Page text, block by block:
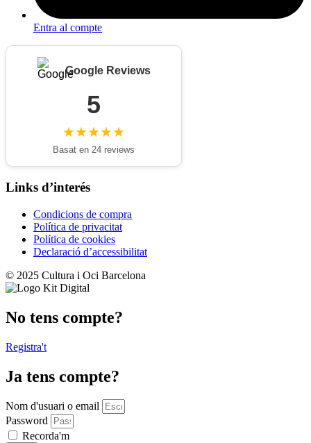
Entra al compte
Google Reviews
5
★★★★★
Basat en 24 reviews
Links d’interés
Condicions de compra
Política de privacitat
Política de cookies
Declaració d’accessibilitat
© 2025 Cultura i Oci Barcelona
No tens compte?
Registra't
Ja tens compte?
Nom d'usuari o email
Password
Recorda'm